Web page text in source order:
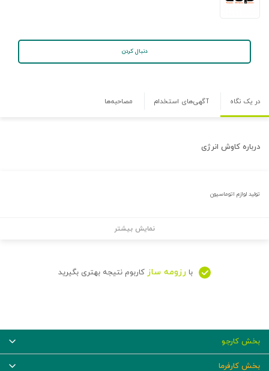
دنبال کردن
در یک نگاه آگهی‌های استخدام مصاحبه‌ها
درباره کاوش انرژی
تولید لوازم اتوماسیون
نمایش بیشتر
با رزومه ساز کاربوم نتیجه بهتری بگیرید
بخش کارجو
بخش کارفرما